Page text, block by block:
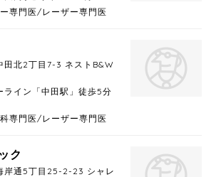
専門医/レーザー専門医
田北2丁目7-3 ネストB&W
ライン「中田駅」徒歩5分
専門医/レーザー専門医
ク
岸通5丁目25-2-23 シャレ